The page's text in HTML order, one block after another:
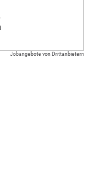
Jobangebote von Drittanbietern